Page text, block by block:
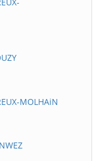
MOLHAiN